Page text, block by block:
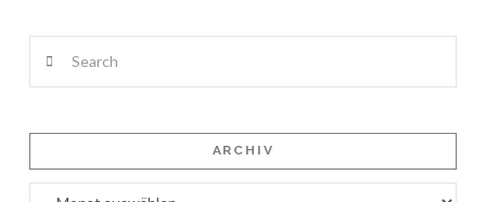
ARCHIV
Archiv